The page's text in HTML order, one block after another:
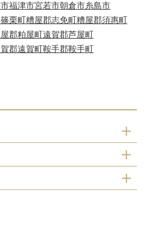
福津市宮若市朝倉市糸島市
栗町糟屋郡志免町糟屋郡須惠町
郡粕屋町遠賀郡芦屋町
郡遠賀町鞍手郡鞍手町